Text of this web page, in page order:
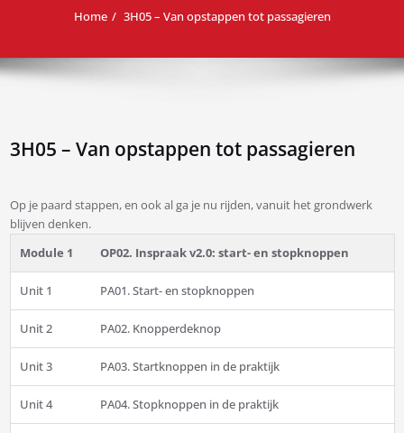
Home 3H05 – Van opstappen tot passagieren
3H05 – Van opstappen tot passagieren
Op je paard stappen, en ook al ga je nu rijden, vanuit het grondwerk
blijven denken.
Module 1
OP02. Inspraak v2.0: start- en stopknoppen
Unit 1 PA01. Start- en stopknoppen
Unit 2 PA02. Knopperdeknop
Unit 3 PA03. Startknoppen in de praktijk
Unit 4 PA04. Stopknoppen in de praktijk